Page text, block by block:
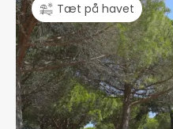
Tæt på havet